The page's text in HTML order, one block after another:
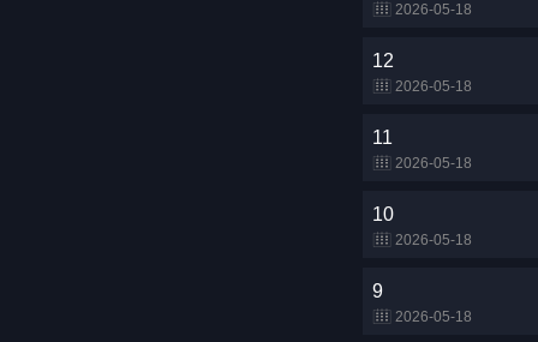
2026-05-18
12
2026-05-18
11
2026-05-18
10
2026-05-18
9
2026-05-18